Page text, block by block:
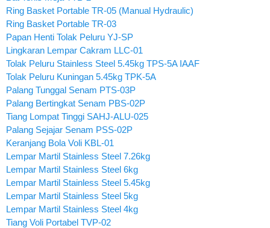
Ring Basket Portable TR-05 (Manual Hydraulic)
Ring Basket Portable TR-03
Papan Henti Tolak Peluru YJ-SP
Lingkaran Lempar Cakram LLC-01
Tolak Peluru Stainless Steel 5.45kg TPS-5A IAAF
Tolak Peluru Kuningan 5.45kg TPK-5A
Palang Tunggal Senam PTS-03P
Palang Bertingkat Senam PBS-02P
Tiang Lompat Tinggi SAHJ-ALU-025
Palang Sejajar Senam PSS-02P
Keranjang Bola Voli KBL-01
Lempar Martil Stainless Steel 7.26kg
Lempar Martil Stainless Steel 6kg
Lempar Martil Stainless Steel 5.45kg
Lempar Martil Stainless Steel 5kg
Lempar Martil Stainless Steel 4kg
Tiang Voli Portabel TVP-02